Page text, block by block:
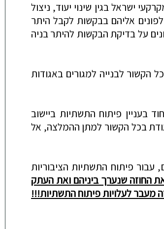
ישראל בגין שינוי יעוד, ניצול
אליהם בבקשות לקבל היתר
על בדיקת הבקשות להיתר בניה
הקשור לבנייה למגורים באגודות
יות ביישוב
בכל הקשור למתן ההמלצה, אל
עבור פיתוח התשתיות הציבוריות
שנערך ביניהם ואת העתק
מעבר לעלויות פיתוח התשתיות!!!